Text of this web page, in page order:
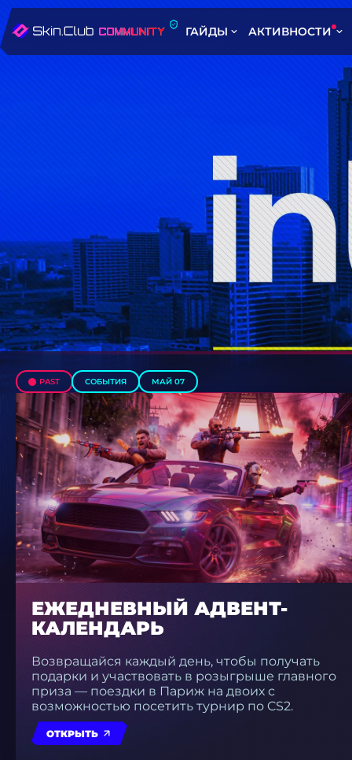
ГАЙДЫ АКТИВНОСТИ
PAST СОБЫТИЯ МАЙ 07
ЕЖЕДНЕВНЫЙ АДВЕНТ-
КАЛЕНДАРЬ
Возвращайся каждый день, чтобы получать
подарки и участвовать в розыгрыше главного
приза — поездки в Париж на двоих с
возможностью посетить турнир по CS2.
ОТКРЫТЬ